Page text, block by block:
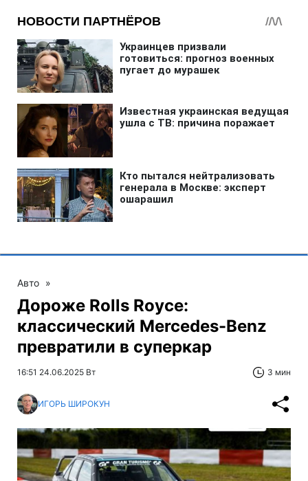
Авто »
Дороже Rolls Royce:
классический Mercedes-Benz
превратили в суперкар
16:51 24.06.2025 Вт 3 мин
ИГОРЬ ШИРОКУН